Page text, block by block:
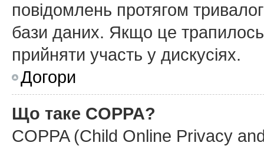
повідомлень протягом
бази даних. Якщо це
прийняти участь у дискусіях.
Догори
Що таке COPPA?
COPPA (Child Online Privacy